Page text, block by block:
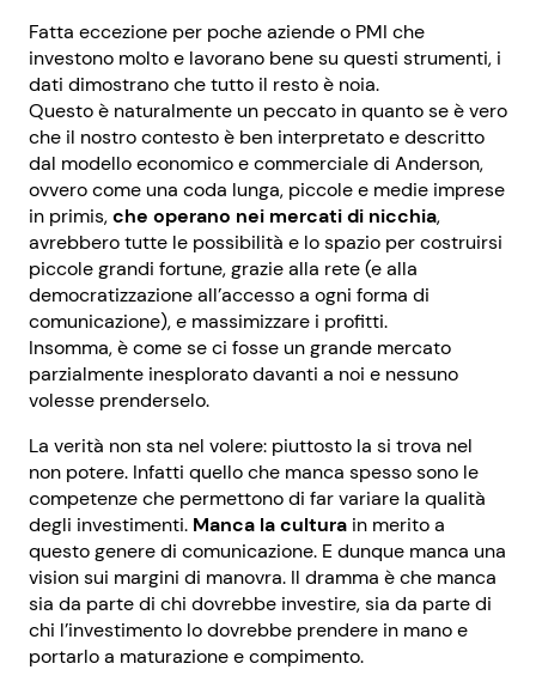
Fatta eccezione per poche aziende o PMI che
investono molto e lavorano bene su questi strumenti, i
dati dimostrano che tutto il resto è noia.
Questo è naturalmente un peccato in quanto se è vero
che il nostro contesto è ben interpretato e descritto
dal modello economico e commerciale di Anderson,
ovvero come una coda lunga, piccole e medie imprese
in primis,che operano nei mercati di nicchia,
avrebbero tutte le possibilità e lo spazio per costruirsi
piccole grandi fortune, grazie alla rete (e alla
democratizzazione all’accesso a ogni forma di
comunicazione), e massimizzare i profitti.
Insomma, è come se ci fosse un grande mercato
parzialmente inesplorato davanti a noi e nessuno
volesse prenderselo.
La verità non sta nel volere: piuttosto la si trova nel
non potere. Infatti quello che manca spesso sono le
competenze che permettono di far variare la qualità
degli investimenti. Manca la cultura in merito a
questo genere di comunicazione. E dunque manca una
vision sui margini di manovra. Il dramma è che manca
sia da parte di chi dovrebbe investire, sia da parte di
chi l’investimento lo dovrebbe prendere in mano e
portarlo a maturazione e compimento.